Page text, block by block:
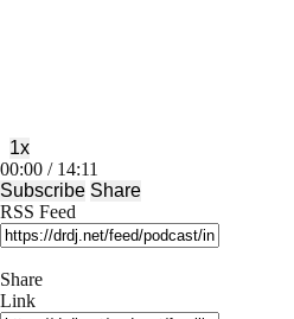
Mute/Unmute
Episode
Rewind
10
Seconds
1x
Fast
Forward
30
seconds
00:00 / 14:11
Subscribe Share
RSS Feed
Share
Link